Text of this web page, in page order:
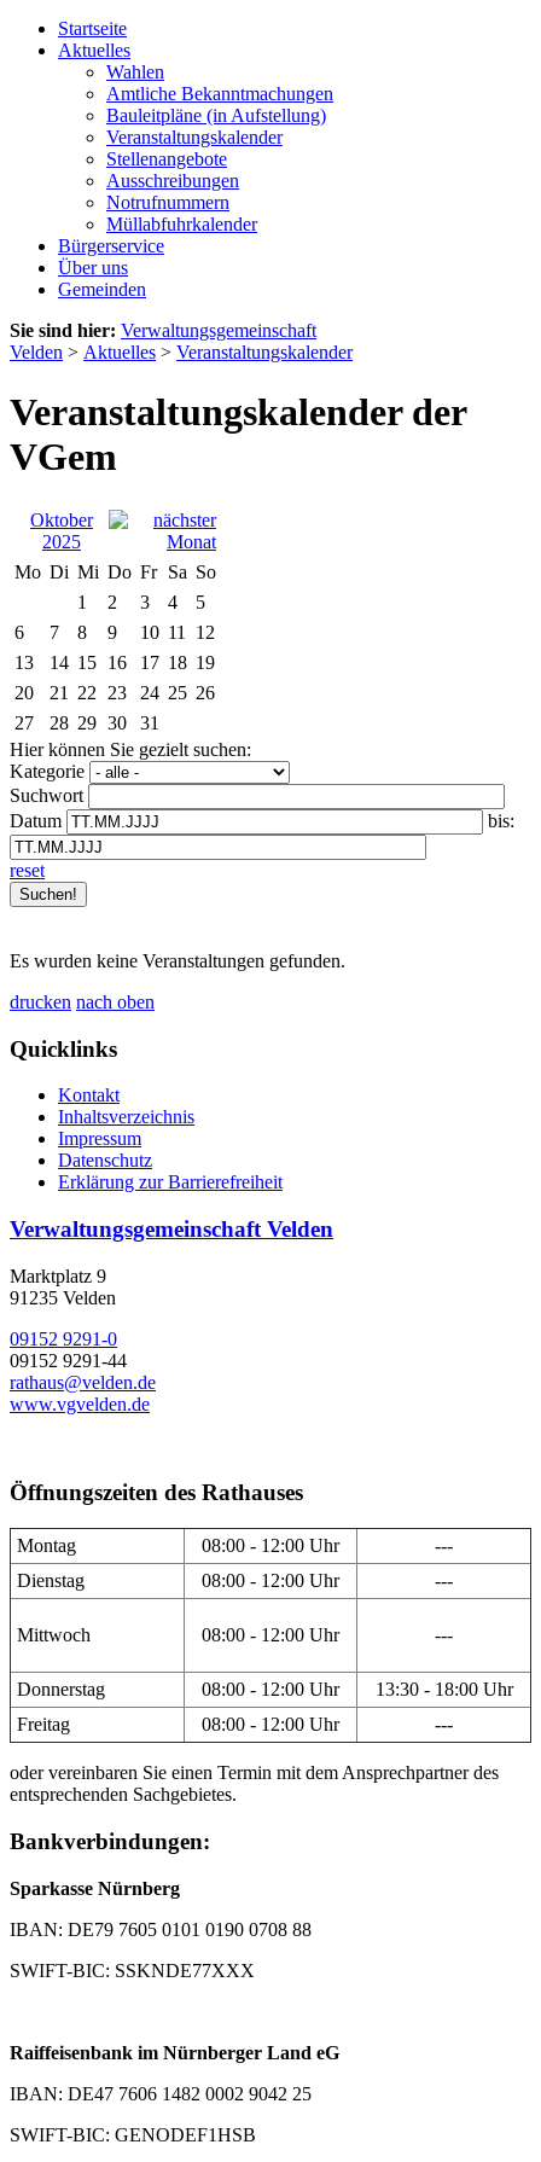
Startseite
Aktuelles
Wahlen
Amtliche Bekanntmachungen
Bauleitpläne (in Aufstellung)
Veranstaltungskalender
Stellenangebote
Ausschreibungen
Notrufnummern
Müllabfuhrkalender
Bürgerservice
Über uns
Gemeinden
Sie sind hier: Verwaltungsgemeinschaft
Velden > Aktuelles > Veranstaltungskalender
Veranstaltungskalender der
VGem
Oktober
2025
Mo Di Mi Do Fr Sa So
1
2 3 4
5
6
7 8 9 10 11
12
13
14 15 16 17 18 19
20
21 22 23 24 25 26
27
28 29 30
31
Hier können Sie gezielt suchen:
Kategorie
Suchwort
Datum
bis:
reset
Es wurden keine Veranstaltungen gefunden.
drucken nach oben
Quicklinks
Kontakt
Inhaltsverzeichnis
Impressum
Datenschutz
Erklärung zur Barrierefreiheit
Verwaltungsgemeinschaft Velden
Marktplatz 9
91235 Velden
09152 9291-0
09152 9291-44
rathaus@velden.de
www.vgvelden.de
Öffnungszeiten des Rathauses
Montag 08:00 - 12:00 Uhr
---
Dienstag
08:00 - 12:00 Uhr ---
Mittwoch 08:00 - 12:00 Uhr ---
Donnerstag 08:00 - 12:00 Uhr
13:30 - 18:00 Uhr
Freitag
08:00 - 12:00 Uhr ---
oder vereinbaren Sie einen Termin mit dem Ansprechpartner des
entsprechenden Sachgebietes.
Bankverbindungen:
Sparkasse Nürnberg
IBAN: DE79 7605 0101 0190 0708 88
SWIFT-BIC: SSKNDE77XXX
Raiffeisenbank im Nürnberger Land eG
IBAN: DE47 7606 1482 0002 9042 25
SWIFT-BIC: GENODEF1HSB